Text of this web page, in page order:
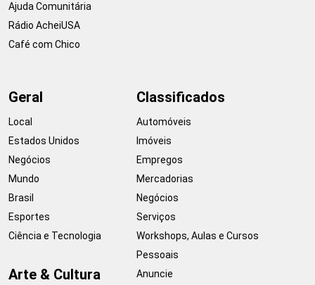
Ajuda Comunitária
Rádio AcheiUSA
Café com Chico
Geral
Local
Estados Unidos
Negócios
Mundo
Brasil
Esportes
Ciência e Tecnologia
Arte & Cultura
Classificados
Automóveis
Imóveis
Empregos
Mercadorias
Negócios
Serviços
Workshops, Aulas e Cursos
Pessoais
Anuncie